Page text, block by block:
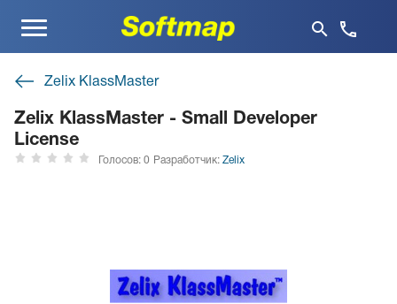
Меню
Zelix KlassMaster
Zelix KlassMaster - Small Developer
License
Голосов: 0 Разработчик: Zelix